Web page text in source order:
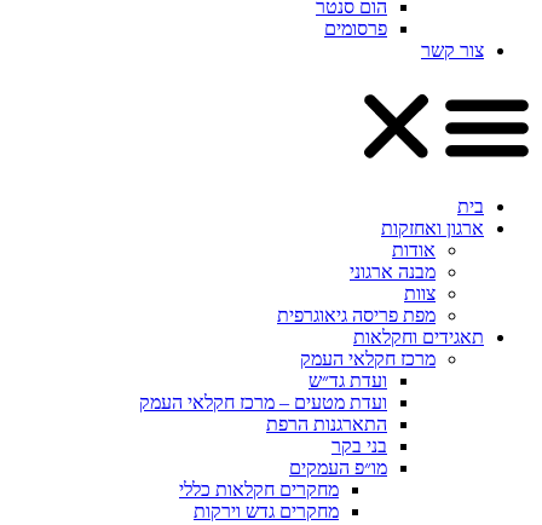
הום סנטר
פרסומים
צור קשר
בית
ארגון ואחזקות
אודות
מבנה ארגוני
צוות
מפת פריסה גיאוגרפית
תאגידים וחקלאות
מרכז חקלאי העמק
ועדת גד״ש
ועדת מטעים – מרכז חקלאי העמק
התארגנות הרפת
בני בקר
מו״פ העמקים
מחקרים חקלאות כללי
מחקרים גדש וירקות